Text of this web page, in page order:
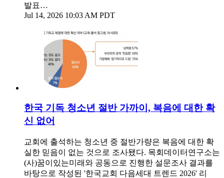
발표…
Jul 14, 2026 10:03 AM PDT
한국 기독 청소년 절반 가까이, 복음에 대한 확
신 없어
교회에 출석하는 청소년 중 절반가량은 복음에 대한 확
실한 믿음이 없는 것으로 조사됐다. 목회데이터연구소는
(사)꿈이있는미래와 공동으로 진행한 설문조사 결과를
바탕으로 작성된 '한국교회 다음세대 트렌드 2026' 리